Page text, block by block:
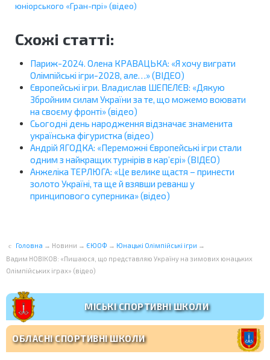
юніорського «Гран-прі» (відео)
Схожі статті:
Париж-2024. Олена КРАВАЦЬКА: «Я хочу виграти
Олімпійські ігри-2028, але…» (ВІДЕО)
Європейські ігри. Владислав ШЕПЕЛЄВ: «Дякую
Збройним силам України за те, що можемо воювати
на своєму фронті» (відео)
Сьогодні день народження відзначає знаменита
українська фігуристка (відео)
Андрій ЯГОДКА: «Переможні Європейські ігри стали
одним з найкращих турнірів в кар’єрі» (ВІДЕО)
Анжеліка ТЕРЛЮГА: «Це велике щастя – принести
золото Україні, та ще й взявши реванш у
принципового суперника» (відео)
Головна → Новини → ЄЮОФ → Юнацькі Олімпійські ігри →
Вадим НОВІКОВ: «Пишаюся, що представляю Україну на зимових юнацьких
Олімпійських іграх» (відео)
МІСЬКІ СПОРТИВНІ ШКОЛИ
ОБЛАСНІ СПОРТИВНІ ШКОЛИ